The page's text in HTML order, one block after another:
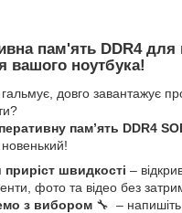
пам'ять DDR4 для
вашого ноутбука!
довго завантажує
пам’ять DDR4
приріст швидкості –
фото та відео без
з вибором 🔧 –